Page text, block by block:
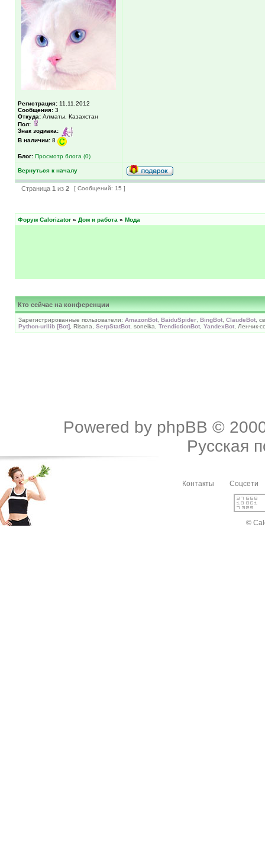
Регистрация: 11.11.2012
Сообщения: 3
Откуда: Алматы, Казахстан
Пол:
Знак зодиака:
В наличии: 8
Блог: Просмотр блога (0)
Вернуться к началу
Страница 1 из 2 [ Сообщений: 15 ]
Форум Calorizator » Дом и работа » Мода
Кто сейчас на конференции
Зарегистрированные пользователи: AmazonBot BaiduSpider BingBot ClaudeBot ,
Python-urllib [Bot] , Risana, SerpStatBot , soneika, TrendictionBot YandexBot , Ленчик-
Powered by phpBB ©
Русская
Контакты Соцсети
©